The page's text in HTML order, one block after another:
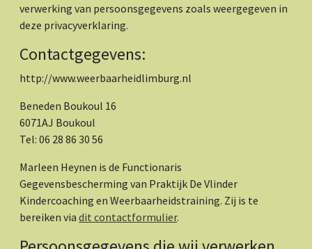
verwerking van persoonsgegevens zoals weergegeven in
deze privacyverklaring.
Contactgegevens:
http://www.weerbaarheidlimburg.nl
Beneden Boukoul 16
6071AJ Boukoul
Tel: 06 28 86 30 56
Marleen Heynen is de Functionaris
Gegevensbescherming van Praktijk De Vlinder
Kindercoaching en Weerbaarheidstraining. Zij is te
bereiken viadit contactformulier.